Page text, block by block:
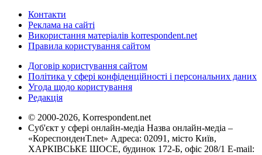
Контакти
Реклама на сайті
Використання матеріалів korrespondent.net
Правила користування сайтом
Договір користування сайтом
Політика у сфері конфіденційності і персональних даних
Угода щодо користування
Редакція
© 2000-2026, Korrespondent.net
Суб'єкт у сфері онлайн-медіа Назва онлайн-медіа –
«КореспонденТ.net» Адреса: 02091, місто Київ,
ХАРКІВСЬКЕ ШОСЕ, будинок 172-Б, офіс 208/1 E-mail: